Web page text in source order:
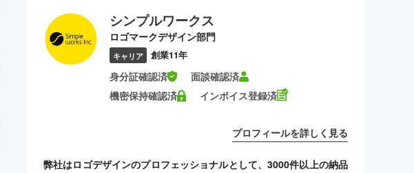
シンプルワークス
ロゴマークデザイン部門
キャリア 創業11年
身分証確認済
面談確認済
機密保持確認済
インボイス登録済
プロフィールを詳しく見る
弊社はロゴデザインのプロフェッショナルとして、3000件以上の納品